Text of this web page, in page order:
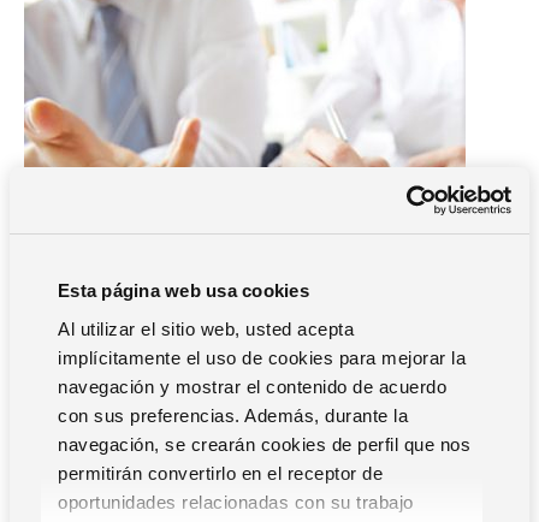
Esta página web usa cookies
Al utilizar el sitio web, usted acepta
implícitamente el uso de cookies para mejorar la
navegación y mostrar el contenido de acuerdo
con sus preferencias. Además, durante la
navegación, se crearán cookies de perfil que nos
permitirán convertirlo en el receptor de
oportunidades relacionadas con su trabajo
HR Analytics